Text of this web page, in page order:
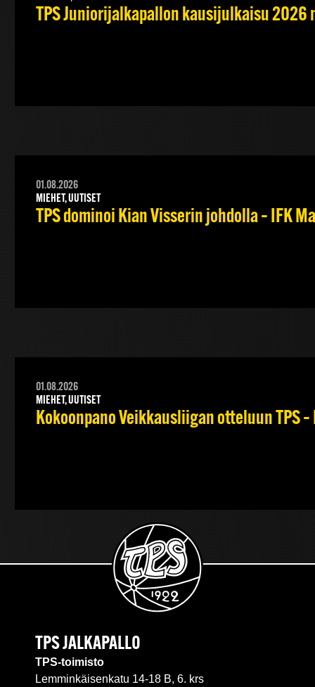
TPS Juniorijalkapallon kausijulkaisu 2026
01.08.2026
MIEHET, UUTISET
TPS dominoi Kian Visserin johdolla – IFK
01.08.2026
MIEHET, UUTISET
Kokoonpano Veikkausliigan otteluun TPS
TPS JALKAPALLO
TPS-toimisto
Lemminkäisenkatu 14-18 B, 6. krs